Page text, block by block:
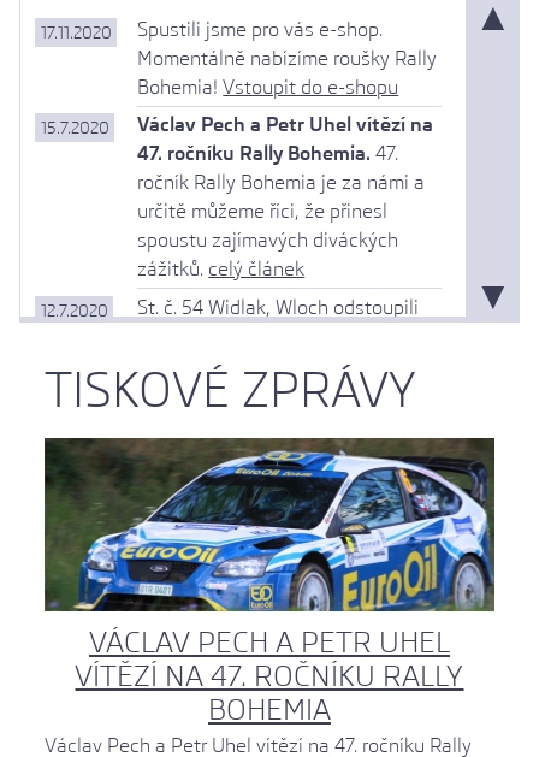
17.11.2020
Spustili jsme pro vás e-shop.
Momentálně nabízíme roušky Rally
Bohemia!Vstoupit do e-shopu
15.7.2020
Václav Pech a Petr Uhel vítězí na
47. ročníku Rally Bohemia. 47.
ročník Rally Bohemia je za námi a
určitě můžeme říci, že přinesl
spoustu zajímavých diváckých
zážitků. celý článek
12.7.2020
St. č. 54 Widlak, Wloch odstoupili
12.7.2020
MČR- Závěrečnou RZ Staroměstská
Bohemia v pořadí do celkové
předběžné klasifikace Pech, Uhel;
+6,4 sekundy Kopecký, Hloušek;
+49,8 sekundy Huttunen, Lukka;
+1:04,7 Mareš, Bucha; +1:54,7
Černý, Černohorský; +1:58,3
Wagner, Winter.
12.7.2020
ECO RALLY
V soutěži ECO energy Rally
Bohemia se nejúspornějším autem
▲
▼
TISKOVÉ ZPRÁVY
VÁCLAV PECH A PETR UHEL
VÍTĚZÍ NA 47. ROČNÍKU RALLY
BOHEMIA
Václav Pech a Petr Uhel vítězí na 47. ročníku Rally